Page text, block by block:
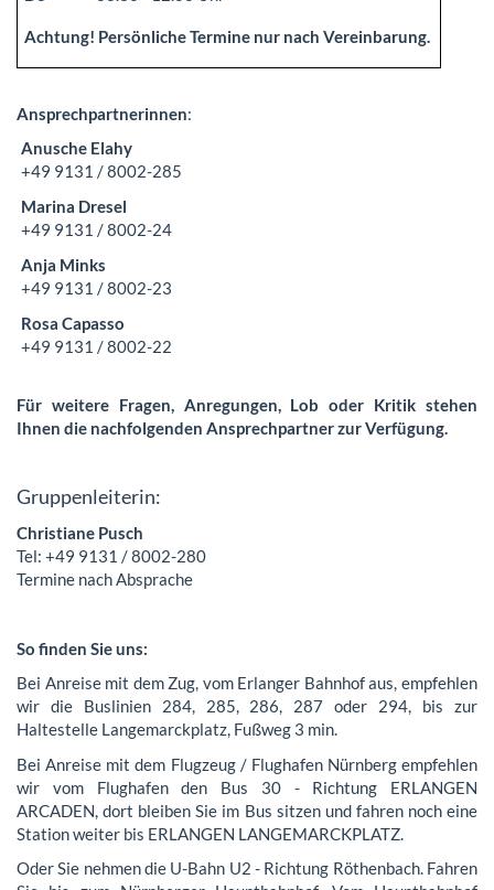
Achtung! Persönliche Termine nur nach Vereinbarung.
Ansprechpartnerinnen:
Anusche Elahy
+49 9131 / 8002-285
Marina Dresel
+49 9131 / 8002-24
Anja Minks
+49 9131 / 8002-23
Rosa Capasso
+49 9131 / 8002-22
Für weitere Fragen, Anregungen, Lob oder Kritik stehen
Ihnen die nachfolgenden Ansprechpartner zur Verfügung.
Gruppenleiterin:
Christiane Pusch
Tel: +49 9131 / 8002-280
Termine nach Absprache
So finden Sie uns:
Bei Anreise mit dem Zug, vom Erlanger Bahnhof aus, empfehlen
wir die Buslinien 284, 285, 286, 287 oder 294, bis zur
Haltestelle Langemarckplatz, Fußweg 3 min.
Bei Anreise mit dem Flugzeug / Flughafen Nürnberg empfehlen
wir vom Flughafen den Bus 30 - Richtung ERLANGEN
ARCADEN, dort bleiben Sie im Bus sitzen und fahren noch eine
Station weiter bis ERLANGEN LANGEMARCKPLATZ.
Oder Sie nehmen die U-Bahn U2 - Richtung Röthenbach. Fahren